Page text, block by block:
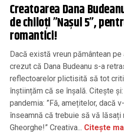
Creatoarea Dana
de chiloți ”Nașul 5”,
romantici!
Dacă există vreun pământean
crezut că Dana Budeanu s-a
reflectoarelor plictisită să tot
înștiințăm că se înșală. Citește
pandemia: ”Fă, amețitelor, dacă
înseamnă că trebuie să vă lăsați
Gheorghe!” Creativa... Citește